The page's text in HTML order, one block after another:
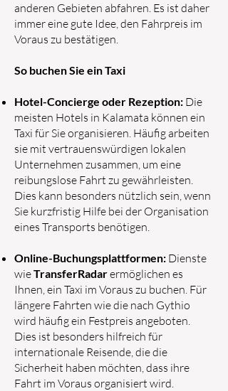
anderen Gebieten abfahren. Es ist daher
immer eine gute Idee, den Fahrpreis im
Voraus zu bestätigen.
So buchen Sie ein Taxi
Hotel-Concierge oder Rezeption: Die
meisten Hotels in Kalamata können ein
Taxi für Sie organisieren. Häufig arbeiten
sie mit vertrauenswürdigen lokalen
Unternehmen zusammen, um eine
reibungslose Fahrt zu gewährleisten.
Dies kann besonders nützlich sein, wenn
Sie kurzfristig Hilfe bei der Organisation
eines Transports benötigen.
Online-Buchungsplattformen: Dienste
wieTransferRadarermöglichen es
Ihnen, ein Taxi im Voraus zu buchen. Für
längere Fahrten wie die nach Gythio
wird häufig ein Festpreis angeboten.
Dies ist besonders hilfreich für
internationale Reisende, die die
Sicherheit haben möchten, dass ihre
Fahrt im Voraus organisiert wird.